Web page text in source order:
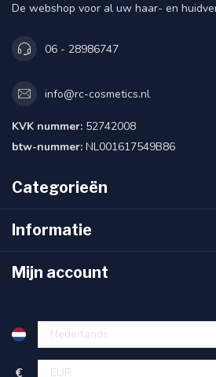
De webshop voor al uw haar- en
06 - 28986747
info@rc-cosmetics.nl
KVK nummer: 52742008
btw-nummer: NL001617549B86
Categorieën
Informatie
Mijn account
€